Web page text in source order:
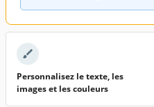
Personnalisez le texte, les
images et les couleurs